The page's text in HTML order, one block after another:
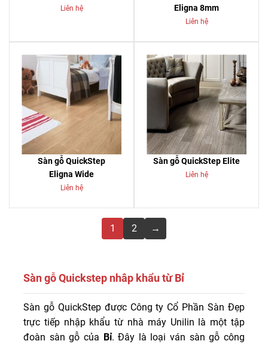
Liên hệ
Eligna 8mm
Liên hệ
Sàn gỗ QuickStep
Eligna Wide
Liên hệ
Sàn gỗ QuickStep Elite
Liên hệ
1 2 →
Sàn gỗ Quickstep nhâp khẩu từ Bỉ
Báo giá sàn gỗ công nghiệp QUICKSTEP chỉ từ
485.000/m2 . Công ty Sàn Đẹp thi công sàn gỗ
QuickStep giá tốt nhất. LH 0916.422.522
Sàn gỗ QuickStep được Công ty Cổ Phần Sàn Đẹp
trực tiếp nhập khẩu từ nhà máy Unilin là một tập
đoàn sàn gỗ của Bỉ. Đây là loại ván sàn gỗ công